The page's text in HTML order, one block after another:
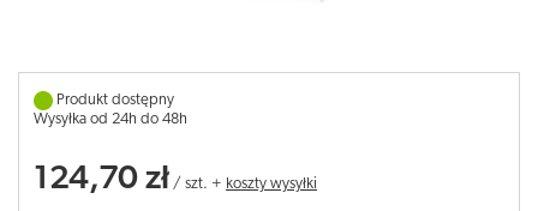
Produkt dostępny
Wysyłka od 24h do 48h
124,70 zł / szt. + koszty wysyłki